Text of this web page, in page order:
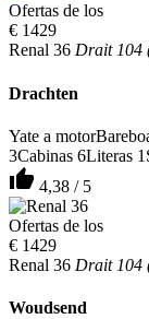
Ofertas de los
€ 1429
Renal 36 Drait 104
Drachten
Yate a motor
3Cabinas 6Literas 1
thumb_up 4,38 / 5
Ofertas de los
€ 1429
Renal 36 Drait 104
Woudsend